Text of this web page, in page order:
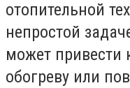
отопительной
непростой
может привести
обогреву или